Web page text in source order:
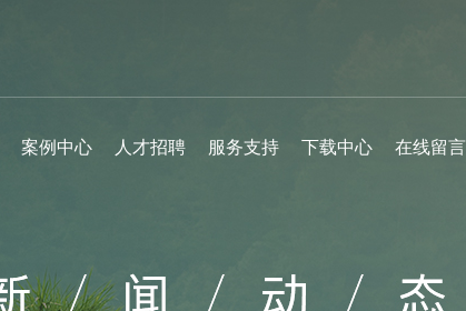
案例中心 人才招聘 服务支持 下载中心 在线留言